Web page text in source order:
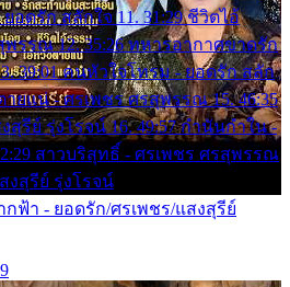
อดรัก สลักใจ 11. 31:29 ชีวิตไอ้
พรรณ 12. 35:26 ทหารอากาศขาดรัก
39:01 คนหัวใจโทรม - ยอดรัก สลัก
ายแน่ - ศรเพชร ศรสุพรรณ 15. 46:35
สุรีย์ รุ่งโรจน์ 16. 49:57 กำนันกำใน -
สาวบริสุทธิ์ - ศรเพชร ศรสุพรรณ
งสุรีย์ รุ่งโรจน์
กฟ้า - ยอดรัก/ศรเพชร/แสงสุรีย์